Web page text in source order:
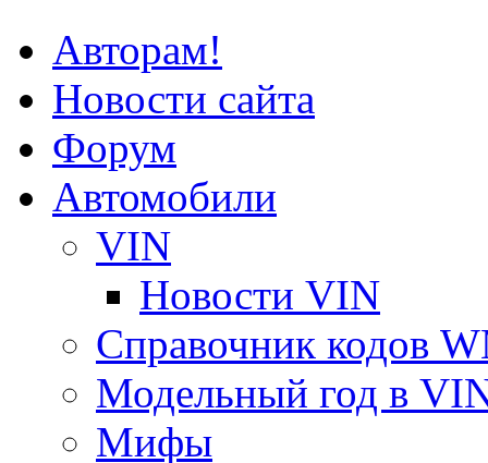
Авторам!
Новости сайта
Форум
Автомобили
VIN
Новости VIN
Справочник кодов
Модельный год в
Мифы